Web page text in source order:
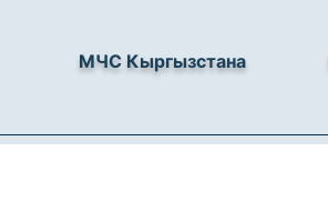
МЧС Кыргызстана